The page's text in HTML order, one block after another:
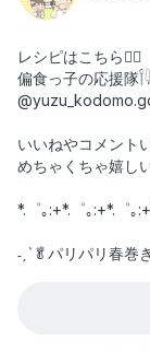
レシピはこちら👇🏻
偏食っ子の応援隊
いいねやコメント
めちゃくちゃ嬉し
*.゜｡:+*.゜｡:+*.゜｡
˗ˏˋ🥬パリパリ春巻